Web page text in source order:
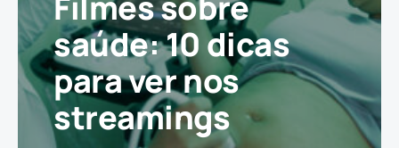
saúde: 10 dicas
para ver nos
streamings